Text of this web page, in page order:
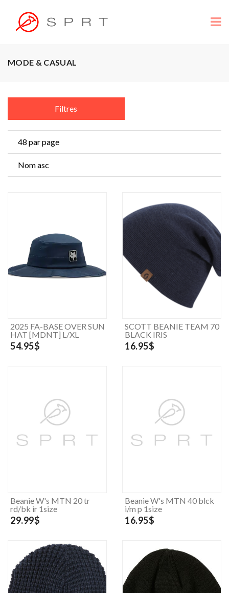
MODE & CASUAL
Filtres
2025 FA-BASE OVER SUN
HAT [MDNT] L/XL
54.95$
SCOTT BEANIE TEAM 70
BLACK IRIS
16.95$
Beanie W's MTN 20 tr
rd/bk ir 1size
29.99$
Beanie W's MTN 40 blck
i/m p 1size
16.95$